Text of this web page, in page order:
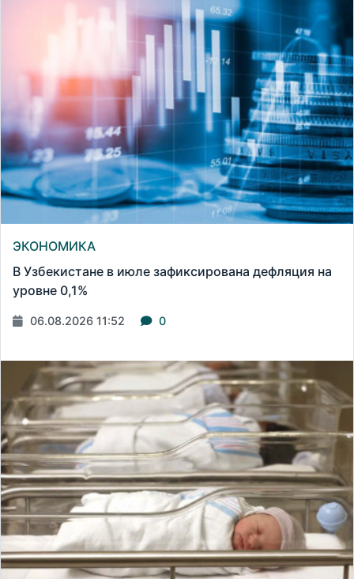
ЭКОНОМИКА
В Узбекистане в июле зафиксирована дефляция на
уровне 0,1%
06.08.2026 11:52 0